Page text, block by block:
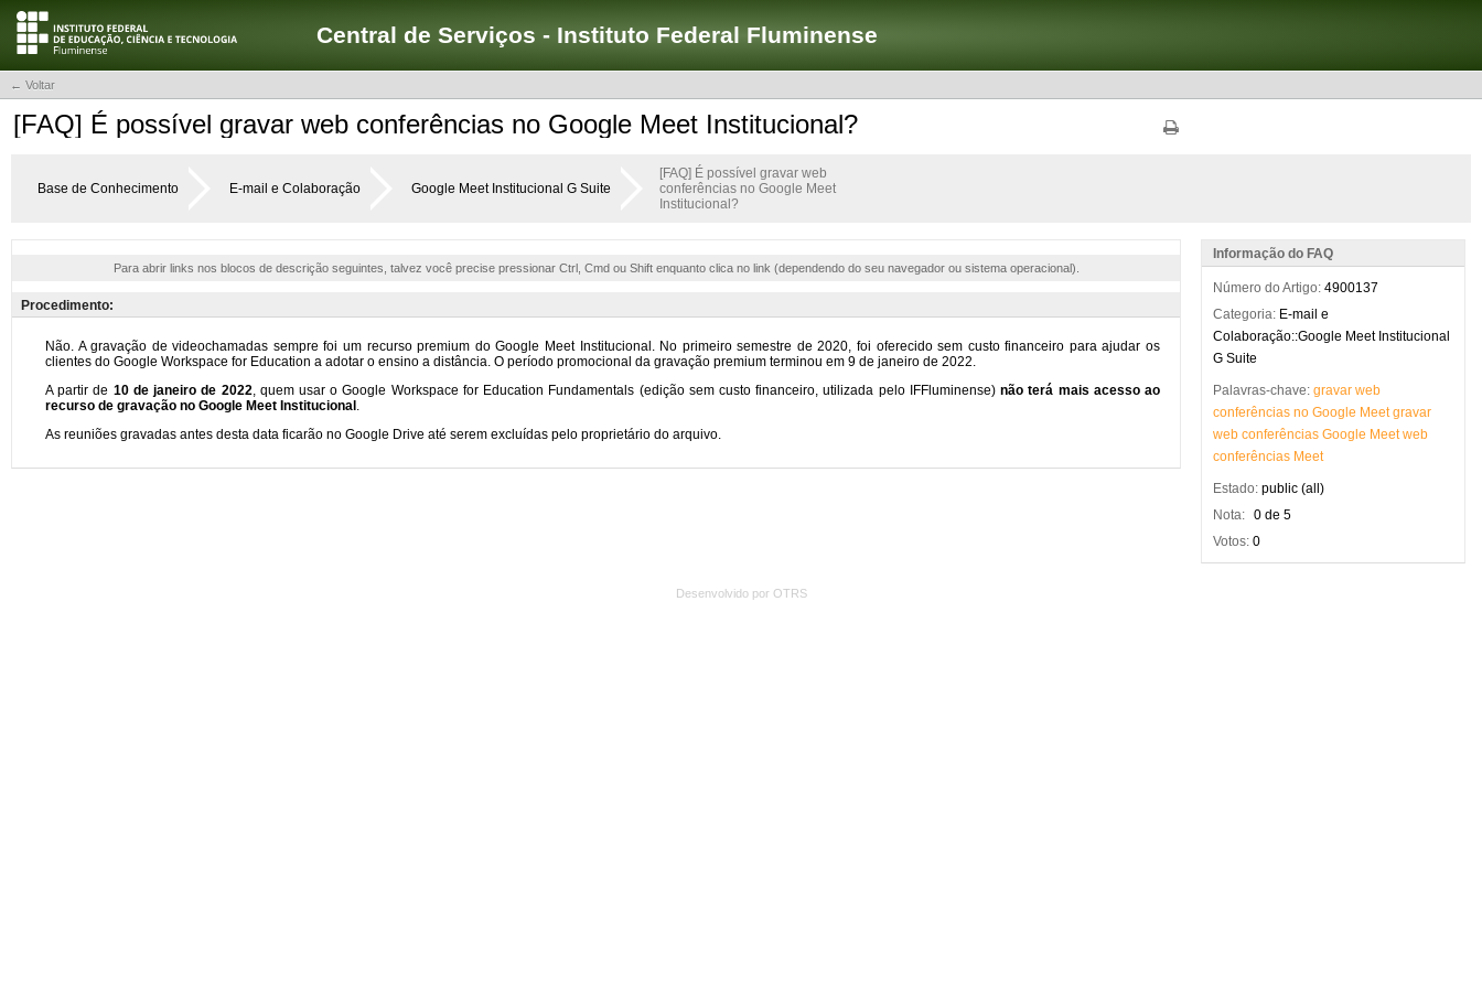
Central de Serviços - Instituto Federal Fluminense
← Voltar
[FAQ] É possível gravar web conferências no Google Meet Institucional?
Base de Conhecimento E-mail e Colaboração Google Meet Institucional G Suite
[FAQ] É possível gravar web
conferências no Google Meet
Institucional?
Para abrir links nos blocos de descrição seguintes, talvez você precise pressionar Ctrl, Cmd ou Shift enquanto clica no link (dependendo do seu navegador ou sistema operacional).
Procedimento:
Informação do FAQ
Número do Artigo: 4900137
Categoria: E-mail e
Colaboração::Google Meet Institucional
G Suite
Palavras-chave: gravar web
conferências no Google Meet gravar
web conferências Google Meet web
conferências Meet
Estado: public (all)
Nota: 0 de 5
Votos: 0
Desenvolvido por OTRS